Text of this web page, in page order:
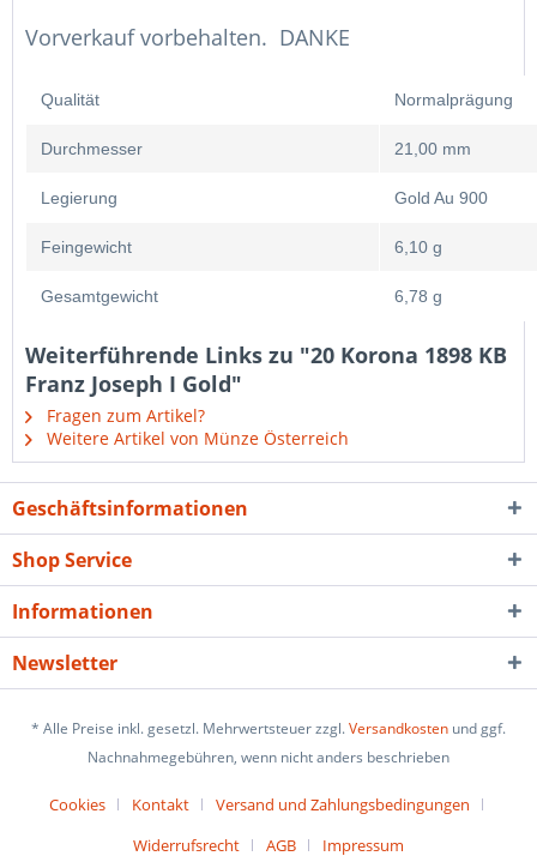
Vorverkauf vorbehalten. DANKE
Qualität Normalprägung
Durchmesser 21,00 mm
Legierung Gold Au 900
Feingewicht 6,10 g
Gesamtgewicht 6,78 g
Weiterführende Links zu "20 Korona 1898 KB
Franz Joseph I Gold"
Fragen zum Artikel?
Weitere Artikel von Münze Österreich
Geschäftsinformationen
Shop Service
Informationen
Newsletter
* Alle Preise inkl. gesetzl. Mehrwertsteuer zzgl.Versandkosten und ggf.
Nachnahmegebühren, wenn nicht anders beschrieben
Cookies Kontakt
Versand und Zahlungsbedingungen
Widerrufsrecht
AGB
Impressum